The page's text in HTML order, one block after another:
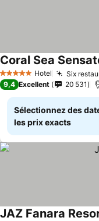
5 Étoiles Hotel Six
Coral Sea
9,4 Excellent 20 531
Sélectionnez des
les prix exacts
JAZ Fanara